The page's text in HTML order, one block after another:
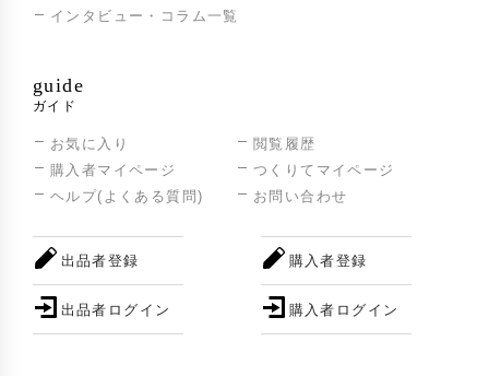
インタビュー・コラム一覧
guide
ガイド
お気に入り
閲覧履歴
購入者マイページ
つくりてマイページ
ヘルプ(よくある質問)
お問い合わせ
出品者登録
出品者ログイン
購入者登録
購入者ログイン